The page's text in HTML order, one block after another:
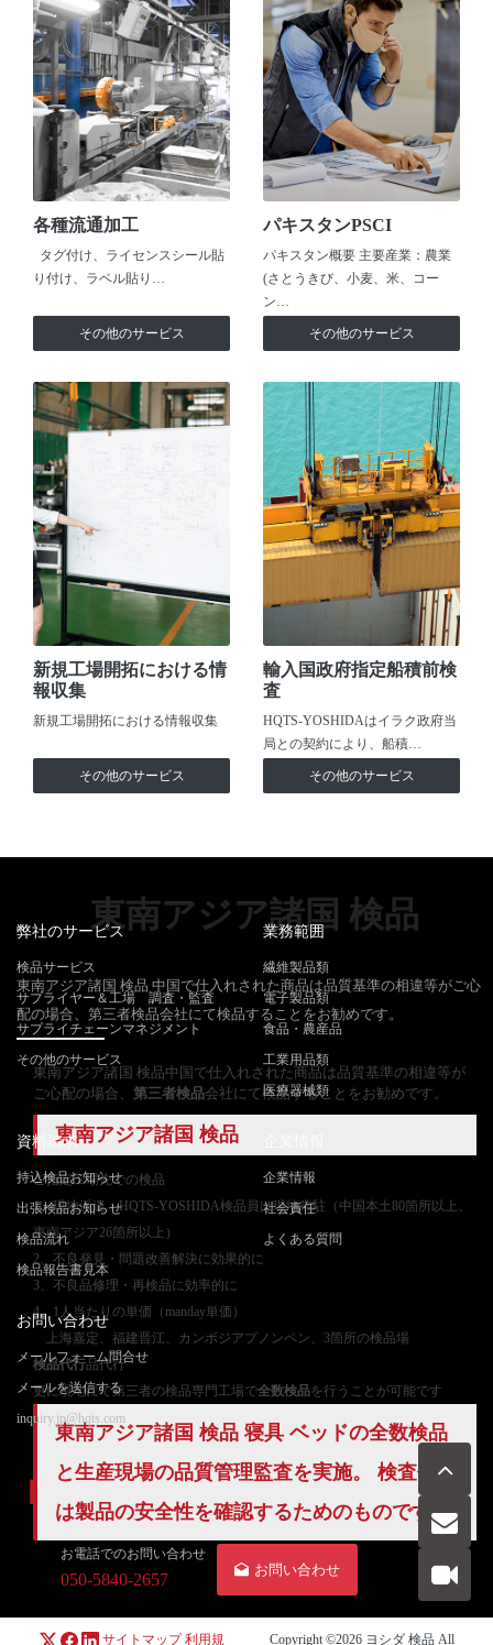
各種流通加工
タグ付け、ライセンスシール貼
り付け、ラベル貼り…
その他のサービス
パキスタンPSCI
パキスタン概要 主要産業：農業
(さとうきび、小麦、米、コー
ン…
その他のサービス
新規工場開拓における情
報収集
新規工場開拓における情報収集
その他のサービス
輸入国政府指定船積前検
査
HQTS-YOSHIDAはイラク政府当
局との契約により、船積…
その他のサービス
東南アジア諸国 検品
東南アジア諸国 検品 中国で仕入れされた商品は品質基準の相違等がご心
配の場合、第三者検品会社にて検品することをお勧めです。
東南アジア諸国 検品中国で仕入れされた商品は品質基準の相違等が
ご心配の場合、 第三者検品会社にて検品することをお勧めです。
東南アジア諸国 検品
ご指定工場先での検品
1、現地派遣：HQTS-YOSHIDA検品員は現地常駐（中国本土80箇所以上、
東南アジア26箇所以上）
2、不良発見・問題改善解決に効果的に
3、不良品修理・再検品に効率的に
4、1人当たりの単価（manday単価）
上海嘉定、福建晋江、カンボジアプノンペン、3箇所の検品場
検品代行品代行
更に現地にて第三者の検品専門工場で全数検品を行うことが可能です
東南アジア諸国 検品 寝具 ベッドの全数検品
と生産現場の品質管理監査を実施。 検査作業
は製品の安全性を確認するためのものです。
弊社のサービス
検品サービス
サプライヤー＆工場 調査・監査
サプライチェーンマネジメント
その他のサービス
業務範囲
繊維製品類
電子製品類
食品・農産品
工業用品類
医療器械類
資料請求
持込検品お知らせ
出張検品お知らせ
検品流れ
検品報告書見本
企業情報
社会責任
よくある質問
お問い合わせ
メールフォーム問合せ
メールを送信する
inquiry.jp@hqts.com
お電話でのお問い合わせ
050-5840-2657
お問い合わせ
サイトマップ 利用規 Copyright ©2026 ヨシダ 検品 All